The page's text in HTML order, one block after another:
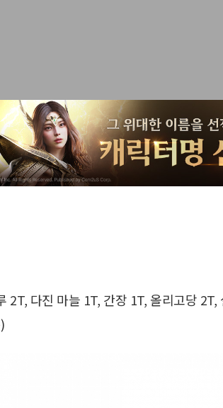
2T, 다진 마늘 1T, 간장 1T, 올리고당